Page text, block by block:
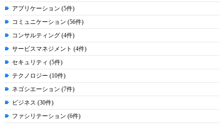
アプリケーション (5件)
コミュニケーション (56件)
コンサルティング (4件)
サービスマネジメント (4件)
セキュリティ (5件)
テクノロジー (10件)
ネゴシエーション (7件)
ビジネス (30件)
ファシリテーション (6件)